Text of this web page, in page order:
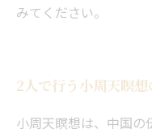
みてください。
2人で行う小周天瞑
小周天瞑想は、中国の